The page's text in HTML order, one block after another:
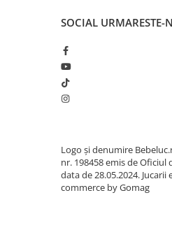
Decoratiuni camera copilului
Produse de Curatenie
Jucarii exterior
Leagane copii
Karturi copii
SOCIAL URMARESTE-
Logo și denumire
nr. 198458 emis de
data de 28.05.2024.
commerce by Gomag